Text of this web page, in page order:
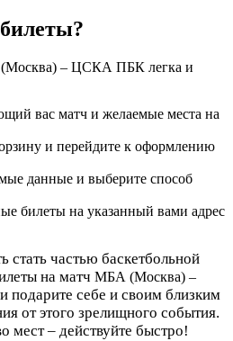
– ЦСКА ПБК легка и
вас матч и желаемые места на
и перейдите к оформлению
данные и выберите способ
билеты на указанный вами адрес
стать частью баскетбольной
на матч МБА (Москва) –
подарите себе и своим близким
от этого зрелищного события.
мест – действуйте быстро!